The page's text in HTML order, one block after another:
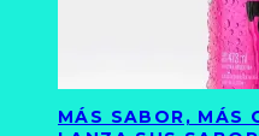
MÁS SABOR, MÁS